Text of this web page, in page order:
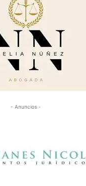
- Anuncios -